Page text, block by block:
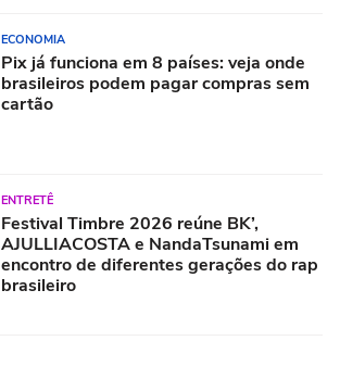
ECONOMIA
Pix já funciona em 8 países: veja onde
brasileiros podem pagar compras sem
cartão
ENTRETÊ
Festival Timbre 2026 reúne BK’,
AJULLIACOSTA e NandaTsunami em
encontro de diferentes gerações do rap
brasileiro